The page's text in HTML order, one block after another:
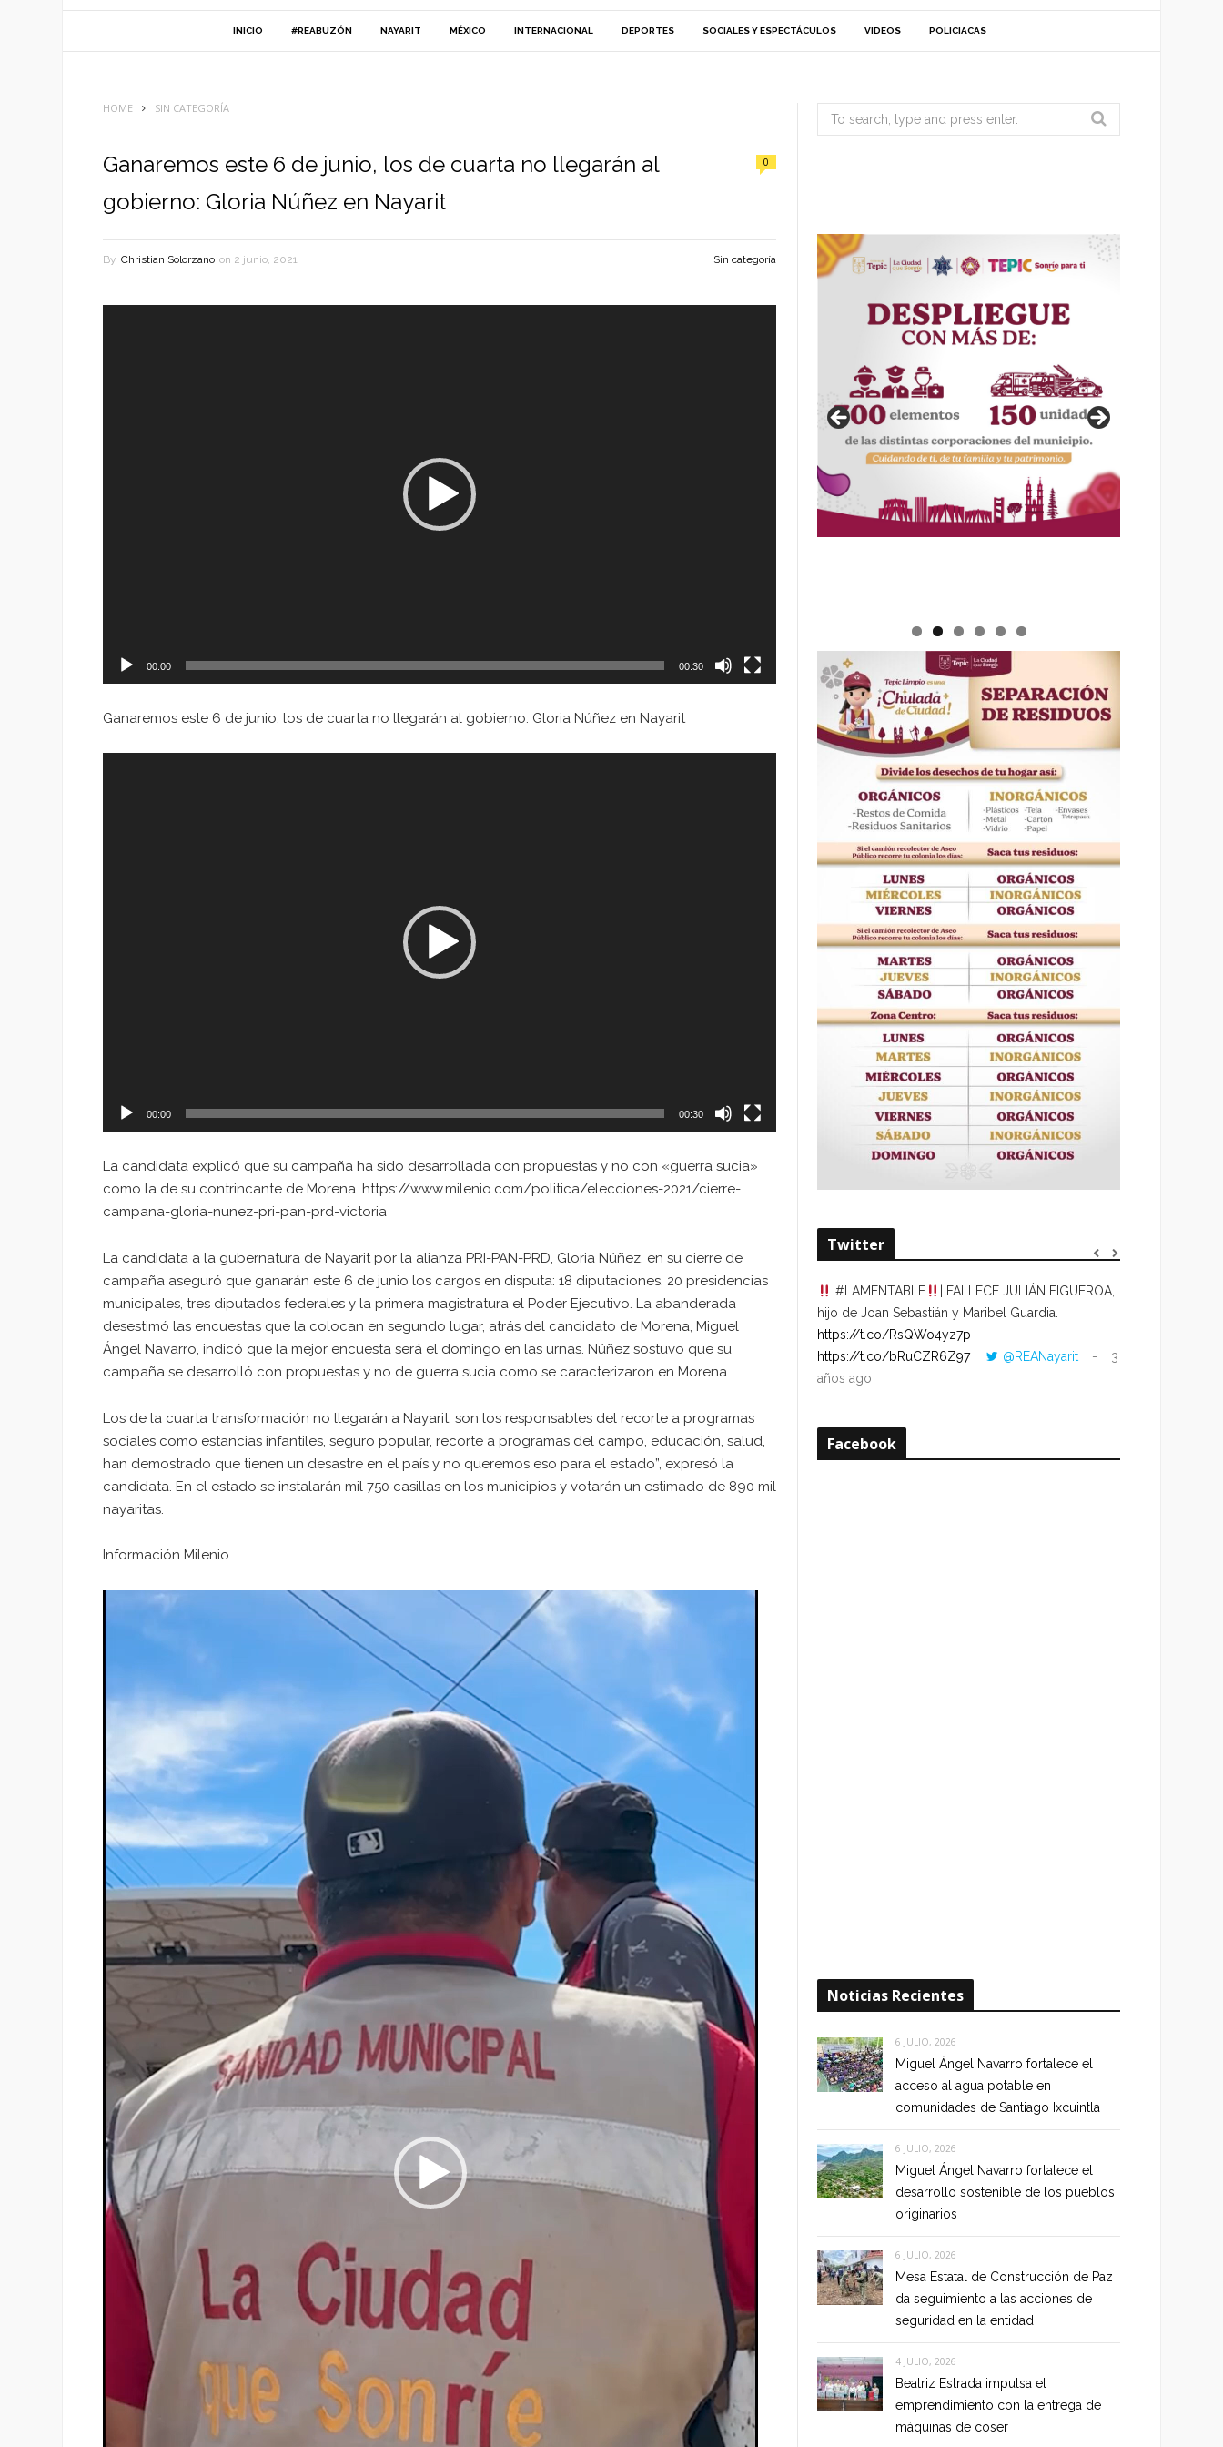
INICIO #REABUZÓN NAYARIT MÉXICO INTERNACIONAL DEPORTES SOCIALES Y ESPECTÁCULOS VIDEOS POLICIACAS
HOME SIN CATEGORÍA
Ganaremos este 6 de junio, los de cuarta no llegarán al
gobierno: Gloria Núñez en Nayarit
0
By Christian Solorzano on 2 junio, 2021 Sin categoría
00:00 00:30
Ganaremos este 6 de junio, los de cuarta no llegarán al gobierno: Gloria Núñez en Nayarit
00:00 00:30
La candidata explicó que su campaña ha sido desarrollada con propuestas y no con «guerra sucia»
como la de su contrincante de Morena. https://www.milenio.com/politica/elecciones-2021/cierre-
campana-gloria-nunez-pri-pan-prd-victoria
La candidata a la gubernatura de Nayarit por la alianza PRI-PAN-PRD, Gloria Núñez, en su cierre de
campaña aseguró que ganarán este 6 de junio los cargos en disputa: 18 diputaciones, 20 presidencias
municipales, tres diputados federales y la primera magistratura el Poder Ejecutivo. La abanderada
desestimó las encuestas que la colocan en segundo lugar, atrás del candidato de Morena, Miguel
Ángel Navarro, indicó que la mejor encuesta será el domingo en las urnas. Núñez sostuvo que su
campaña se desarrolló con propuestas y no de guerra sucia como se caracterizaron en Morena.
Los de la cuarta transformación no llegarán a Nayarit, son los responsables del recorte a programas
sociales como estancias infantiles, seguro popular, recorte a programas del campo, educación, salud,
han demostrado que tienen un desastre en el país y no queremos eso para el estado”, expresó la
candidata. En el estado se instalarán mil 750 casillas en los municipios y votarán un estimado de 890 mil
nayaritas.
Información Milenio
Reproductor
Search
for:
Twitter
#LAMENTABLE
| FALLECE JULIÁN FIGUEROA,
hijo de Joan Sebastián y Maribel Guardia.
https://t.co/RsQWo4yz7p
https://t.co/bRuCZR6Z97
@REANayarit
3
años ago
Facebook
Noticias Recientes
6 JULIO, 2026
Miguel Ángel Navarro fortalece el
acceso al agua potable en
comunidades de Santiago Ixcuintla
6 JULIO, 2026
Miguel Ángel Navarro fortalece el
desarrollo sostenible de los pueblos
originarios
6 JULIO, 2026
Mesa Estatal de Construcción de Paz
da seguimiento a las acciones de
seguridad en la entidad
4 JULIO, 2026
Beatriz Estrada impulsa el
emprendimiento con la entrega de
máquinas de coser